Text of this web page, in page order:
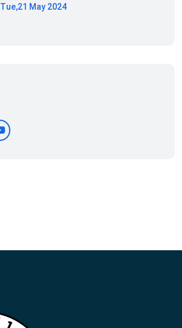
Tue,21 May 2024